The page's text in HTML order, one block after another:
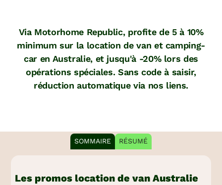
Via Motorhome Republic, profite de 5 à 10%
minimum sur la location de van et camping-
car en Australie, et jusqu'à -20% lors des
opérations spéciales. Sans code à saisir,
réduction automatique via nos liens.
SOMMAIRE RÉSUMÉ
Les promos location de van Australie